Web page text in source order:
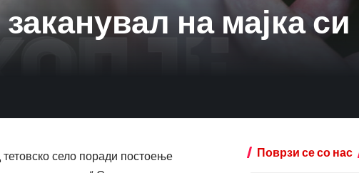
на мајка си
село поради постоење
Поврзи се со нас